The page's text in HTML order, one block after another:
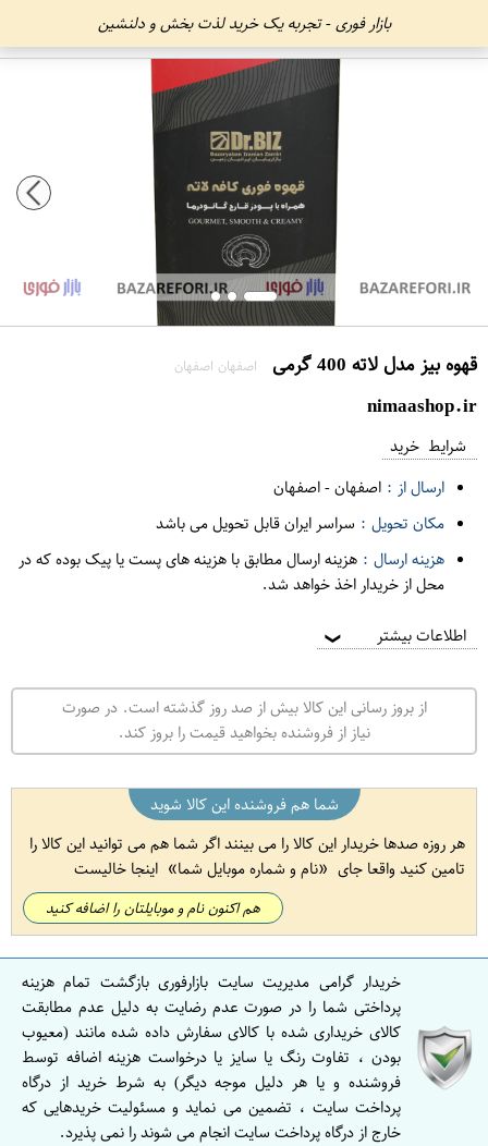
بازار فوری - تجربه یک خرید لذت بخش و دلنشین
قهوه بیز مدل لاته 400 گرمی اصفهان اصفهان
nimaashop.ir
شرایط خرید
ارسال از : اصفهان-اصفهان
مکان تحویل : سراسر ایران قابل تحویل می باشد
هزینه ارسال : هزینه ارسال مطابق با هزینه های پست یا پیک بوده که در
محل از خریدار اخذ خواهد شد.
اطلاعات بیشتر ❯
از بروز رسانی این کالا بیش از صد روز گذشته است. در صورت
نیاز از فروشنده بخواهید قیمت را بروز کند.
شما هم فروشنده این کالا شوید
هر روزه صدها خریدار این کالا را می بینند اگر شما هم می توانید این کالا را
تامین کنید واقعا جای
نام و شماره موبایل شما اینجا خالیست
هم اکنون نام و موبایلتان را اضافه کنید
خریدار گرامی مدیریت سایت بازارفوری بازگشت تمام هزینه
پرداختی شما را در صورت عدم رضایت به دلیل عدم مطابقت
کالای خریداری شده با کالای سفارش داده شده مانند (معیوب
بودن ، تفاوت رنگ یا سایز یا درخواست هزینه اضافه توسط
فروشنده و یا هر دلیل موجه دیگر) به شرط خرید از درگاه
پرداخت سایت ، تضمین می نماید و مسئولیت خریدهایی که
خارج از درگاه پرداخت سایت انجام می شوند را نمی پذیرد.